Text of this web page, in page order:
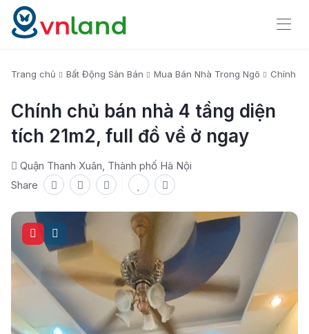
Trang chủ Bất Động Sản Bán Mua Bán Nhà Trong Ngõ Chính
Chính chủ bán nhà 4 tầng diện
tích 21m2, full đồ về ở ngay
Quận Thanh Xuân, Thành phố Hà Nội
Share